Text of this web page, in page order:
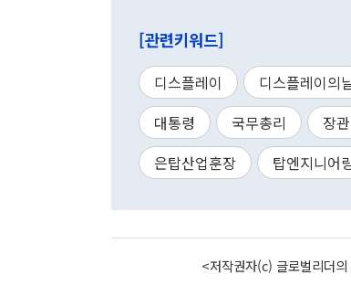
[관련키워드]
디스플레이 디스플레이의
대통령
국무총리 장관
은탑산업훈장
탑엔지니어
<저작권자(c) 글로벌리더